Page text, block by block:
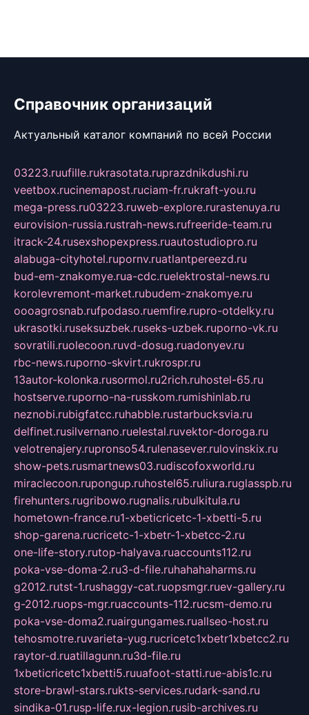
Справочник организаций
Актуальный каталог компаний по всей России
03223.ruufille.rukrasotata.ruprazdnikdushi.ru
veetbox.rucinemapost.ruciam-fr.rukraft-you.ru
mega-press.ru03223.ruweb-explore.rurastenuya.ru
eurovision-russia.rustrah-news.rufreeride-team.ru
itrack-24.rusexshopexpress.ruautostudiopro.ru
alabuga-cityhotel.rupornv.ruatlantpereezd.ru
bud-em-znakomye.rua-cdc.ruelektrostal-news.ru
korolevremont-market.rubudem-znakomye.ru
oooagrosnab.rufpodaso.ruemfire.rupro-otdelky.ru
ukrasotki.ruseksuzbek.ruseks-uzbek.ruporno-vk.ru
sovratili.ruolecoon.ruvd-dosug.ruadonyev.ru
rbc-news.ruporno-skvirt.rukrospr.ru
13autor-kolonka.rusormol.ru2rich.ruhostel-65.ru
hostserve.ruporno-na-russkom.rumishinlab.ru
neznobi.rubigfatcc.ruhabble.rustarbucksvia.ru
delfinet.rusilvernano.ruelestal.ruvektor-doroga.ru
velotrenajery.rupronso54.rulenasever.rulovinskix.ru
show-pets.rusmartnews03.rudiscofoxworld.ru
miraclecoon.rupongup.ruhostel65.ruliura.ruglasspb.ru
firehunters.rugribowo.rugnalis.rubulkitula.ru
hometown-france.ru1-xbeticricetc-1-xbetti-5.ru
shop-garena.rucricetc-1-xbetr-1-xbetcc-2.ru
one-life-story.rutop-halyava.ruaccounts112.ru
poka-vse-doma-2.ru3-d-file.ruhahahaharms.ru
g2012.rutst-1.rushaggy-cat.ruopsmgr.ruev-gallery.ru
g-2012.ruops-mgr.ruaccounts-112.rucsm-demo.ru
poka-vse-doma2.ruairgungames.ruallseo-host.ru
tehosmotre.ruvarieta-yug.rucricetc1xbetr1xbetcc2.ru
raytor-d.ruatillagunn.ru3d-file.ru
1xbeticricetc1xbetti5.ruuafoot-statti.rue-abis1c.ru
store-brawl-stars.rukts-services.rudark-sand.ru
sindika-01.rusp-life.rux-legion.rusib-archives.ru